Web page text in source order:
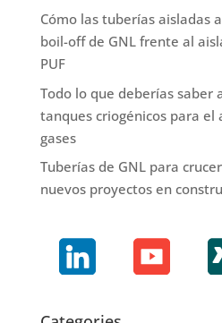
Cómo las tuberías aisladas
boil-off de GNL frente al
PUF
Todo lo que deberías saber
tanques criogénicos para
gases
Tuberías de GNL para
nuevos proyectos en